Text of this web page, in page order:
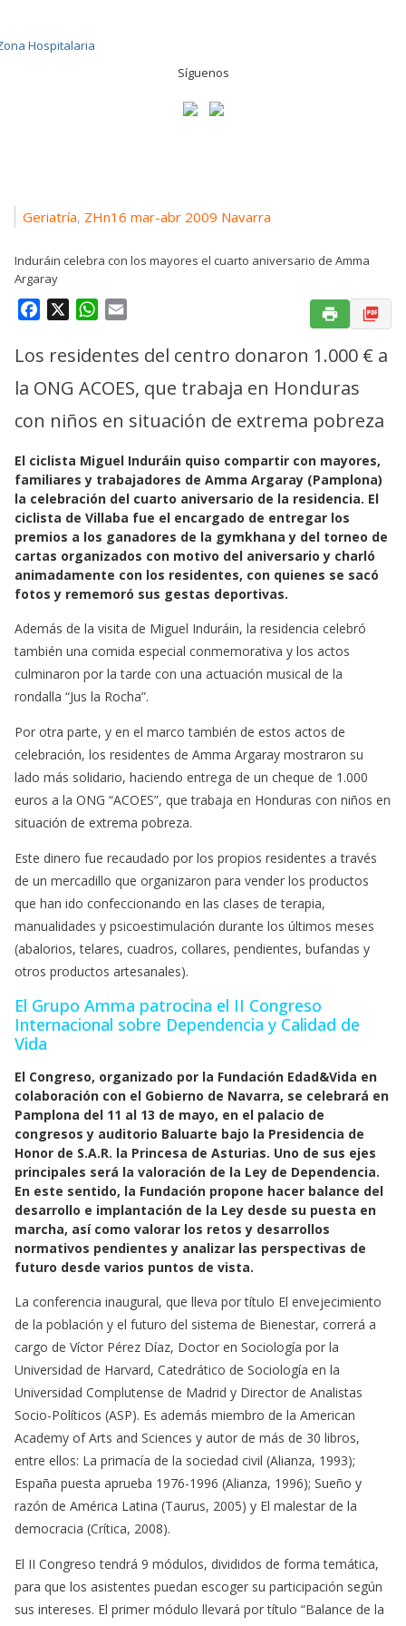
Síguenos
Geriatría, ZHn16 mar-abr 2009 Navarra
Induráin celebra con los mayores el cuarto aniversario de Amma
Argaray
c
b
o
k
W
a
s
A
p
a
l
Los residentes del centro donaron 1.000 € a
la ONG ACOES, que trabaja en Honduras
con niños en situación de extrema pobreza
El ciclista Miguel Induráin quiso compartir con mayores,
familiares y trabajadores de Amma Argaray (Pamplona)
la celebración del cuarto aniversario de la residencia. El
ciclista de Villaba fue el encargado de entregar los
premios a los ganadores de la gymkhana y del torneo de
cartas organizados con motivo del aniversario y charló
animadamente con los residentes, con quienes se sacó
fotos y rememoró sus gestas deportivas.
Además de la visita de Miguel Induráin, la residencia celebró
también una comida especial conmemorativa y los actos
culminaron por la tarde con una actuación musical de la
rondalla “Jus la Rocha”.
Por otra parte, y en el marco también de estos actos de
celebración, los residentes de Amma Argaray mostraron su
lado más solidario, haciendo entrega de un cheque de 1.000
euros a la ONG “ACOES”, que trabaja en Honduras con niños en
situación de extrema pobreza.
Este dinero fue recaudado por los propios residentes a través
de un mercadillo que organizaron para vender los productos
que han ido confeccionando en las clases de terapia,
manualidades y psicoestimulación durante los últimos meses
(abalorios, telares, cuadros, collares, pendientes, bufandas y
otros productos artesanales).
El Grupo Amma patrocina el II Congreso
Internacional sobre Dependencia y Calidad de
Vida
El Congreso, organizado por la Fundación Edad&Vida en
colaboración con el Gobierno de Navarra, se celebrará en
Pamplona del 11 al 13 de mayo, en el palacio de
congresos y auditorio Baluarte bajo la Presidencia de
Honor de S.A.R. la Princesa de Asturias. Uno de sus ejes
principales será la valoración de la Ley de Dependencia.
En este sentido, la Fundación propone hacer balance del
desarrollo e implantación de la Ley desde su puesta en
marcha, así como valorar los retos y desarrollos
normativos pendientes y analizar las perspectivas de
futuro desde varios puntos de vista.
La conferencia inaugural, que lleva por título El envejecimiento
de la población y el futuro del sistema de Bienestar, correrá a
cargo de Víctor Pérez Díaz, Doctor en Sociología por la
Universidad de Harvard, Catedrático de Sociología en la
Universidad Complutense de Madrid y Director de Analistas
Socio-Políticos (ASP). Es además miembro de la American
Academy of Arts and Sciences y autor de más de 30 libros,
entre ellos: La primacía de la sociedad civil (Alianza, 1993);
España puesta aprueba 1976-1996 (Alianza, 1996); Sueño y
razón de América Latina (Taurus, 2005) y El malestar de la
democracia (Crítica, 2008).
El II Congreso tendrá 9 módulos, divididos de forma temática,
para que los asistentes puedan escoger su participación según
sus intereses. El primer módulo llevará por título “Balance de la